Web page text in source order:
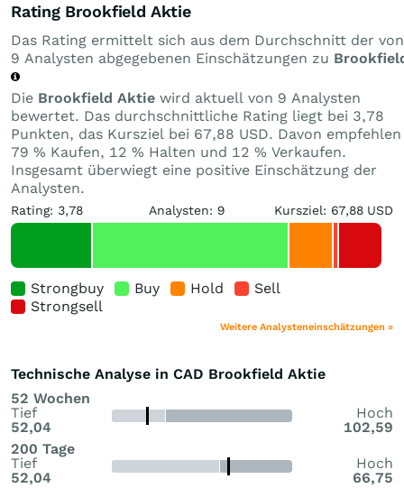
Umfang von 1 Milliarde US-Dollar, die die Überzeugung
des Managements unters …
Rating Brookfield Aktie
Das Rating ermittelt sich aus dem Durchschnitt der von
9 Analysten abgegebenen Einschätzungen zu
Die Brookfield Aktie wird aktuell von 9 Analysten
bewertet. Das durchschnittliche Rating liegt bei 3,78
Punkten, das Kursziel bei 67,88 USD. Davon empfehlen
79 % Kaufen, 12 % Halten und 12 % Verkaufen.
Insgesamt überwiegt eine positive Einschätzung der
Analysten.
Rating: 3,78 Analysten: 9 Kursziel: 67,88 USD
Strongbuy Buy Hold
Sell
Strongsell
Weitere Analysteneinschätzungen »
Technische Analyse in CAD Brookfield Aktie
52 Wochen
Tief
52,04
Hoch
102,59
200 Tage
Tief
52,04
Hoch
66,75